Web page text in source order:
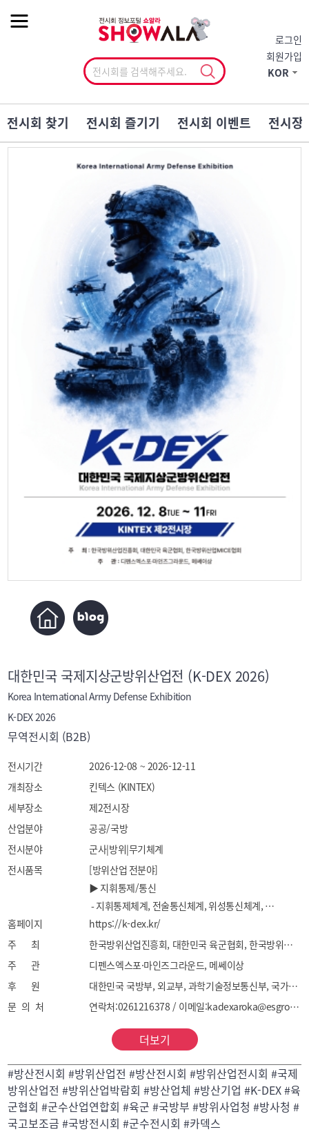
로그인
회원가입
KOR
전시회 찾기 전시회 즐기기 전시회 이벤트 전시장
대한민국 국제지상군방위산업전 (K-DEX 2026)
Korea International Army Defense Exhibition
K-DEX 2026
무역전시회 (B2B)
전시기간
2026-12-08 ~ 2026-12-11
개최장소
킨텍스 (KINTEX)
세부장소
제2전시장
산업분야
공공/국방
전시분야
군사|방위|무기체계
전시품목
[방위산업 전분야]
▶ 지휘통제/통신
- 지휘통제체계, 전술통신체계, 위성통신체계,
공중통제체계, 유선장비, 무선장비, 경보용수신기,
무선송수신기, 고속전문처리기, 정보/보안장비 등
▶ 정보
감시레이더, 항공관제레이더, 방공관제레이더,
전자광학장비, 광증폭야시장비, 열상감시장비,
레이저장비, 기상위성감시장비, 기상감시레이더,
경계시스템 등
▶ 기동
- 전투용 전차, 전투지원용 전차, 전투용 장갑차,
지휘통제용 장갑차, 전투지원용 장갑차, 전투차량,
전투공병장비, 간격극복 및 도하장비, 지뢰지대
홈페이지
https://k-dex.kr/
주 최
한국방위산업진흥회, 대한민국 육군협회, 한국방위산업MICE협회 KDIA, AROKA, KDM
주 관
디펜스엑스포·마인즈그라운드, 메쎄이상
후 원
대한민국 국방부, 외교부, 과학기술정보통신부, 국가보훈부, 산업통상자원부, 중소벤처기업부, 방위사업청, 조달청, 우주항공청, 병무청, 합동참모본부, 대한민국 육군, 해군, 공군, 해병대, 국방과학연구소, 국방기술품질원, 국방기술진흥연구소, 국방홍보원, 국가정보통신협회, 한국방산혁신기업협회, 대한민국 군수산업연합회, 한국국방외교협회, 동방성장위원회, 경기도
문 의 처
연락처:0261216378 / 이메일:kadexaroka@esgroup.net
더보기
#방산전시회 #방위산업전 #방산전시회 #방위산업전시회 #국제
방위산업전 #방위산업박람회 #방산업체 #방산기업 #K-DEX #육
군협회 #군수산업연합회 #육군 #국방부 #방위사업청 #방사청 #
국고보조금 #국방전시회 #군수전시회 #카덱스